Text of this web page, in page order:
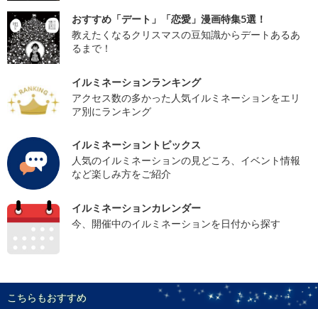
おすすめ「デート」「恋愛」漫画特集5選！
教えたくなるクリスマスの豆知識からデートあるあ
るまで！
イルミネーションランキング
アクセス数の多かった人気イルミネーションをエリ
ア別にランキング
イルミネーショントピックス
人気のイルミネーションの見どころ、イベント情報
など楽しみ方をご紹介
イルミネーションカレンダー
今、開催中のイルミネーションを日付から探す
こちらもおすすめ